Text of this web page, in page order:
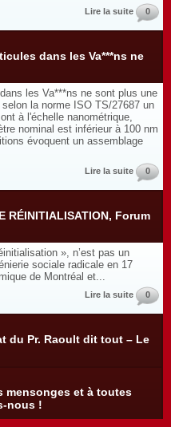
Lire la suite 0
dans les Va***ns ne
les Va***ns ne sont plus une
la norme ISO TS/27687 un
à l'échelle nanométrique,
nominal est inférieur à 100 nm
évoquent un assemblage
Lire la suite 0
RÉINITIALISATION, Forum
», n’est pas un
sociale radicale en 17
de Montréal et...
Lire la suite 0
du Pr. Raoult dit tout – Le
mensonges et à toutes
nous !